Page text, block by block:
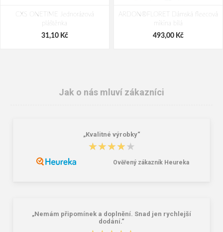
CXS ONETIME Jednorázová
pláštěnka
31,10 Kč
ARDON®FLORET Dámská fleecová
mikina bílá
493,00 Kč
Jak o nás mluví zákazníci
„Kvalitné výrobky“
★★★★★
★★★★★
Ověřený zákazník Heureka
„Nemám připomínek a doplnění. Snad jen rychlejší
dodání.“